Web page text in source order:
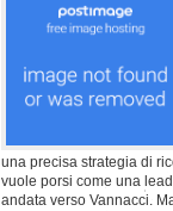
una precisa strategia di
vuole porsi come una
andata verso Vannacci.